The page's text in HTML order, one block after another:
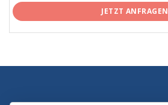
JETZT ANFRAGEN